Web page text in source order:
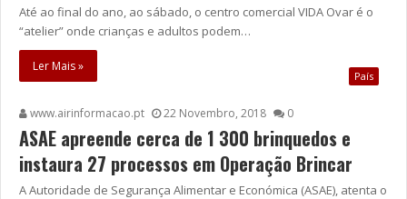
Até ao final do ano, ao sábado, o centro comercial VIDA Ovar é o
“atelier” onde crianças e adultos podem…
Ler Mais »
País
www.airinformacao.pt 22 Novembro, 2018 0
ASAE apreende cerca de 1 300 brinquedos e
instaura 27 processos em Operação Brincar
A Autoridade de Segurança Alimentar e Económica (ASAE), atenta o